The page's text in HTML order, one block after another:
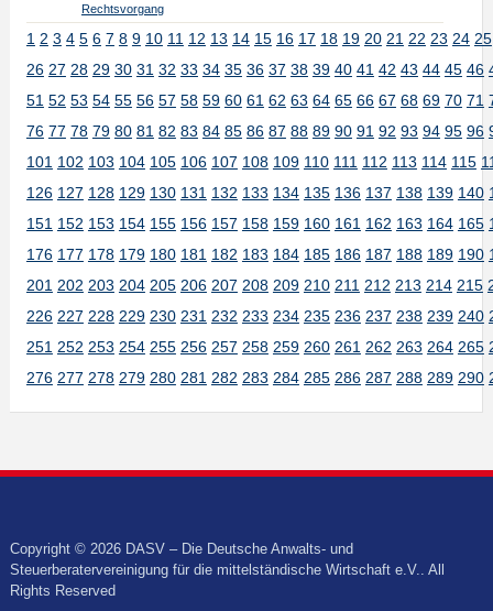
Rechtsvorgang
1 2 3 4 5 6 7 8 9 10 11 12 13 14 15 16 17 18 19 20 21 22 23 24 25
26 27 28 29 30 31 32 33 34 35 36 37 38 39 40 41 42 43 44 45 46
51 52 53 54 55 56 57 58 59 60 61 62 63 64 65 66 67 68 69 70 71
76 77 78 79 80 81 82 83 84 85 86 87 88 89 90 91 92 93 94 95 96
101 102 103 104 105 106 107 108 109 110 111 112 113 114 115
126 127 128 129 130 131 132 133 134 135 136 137 138 139 140
151 152 153 154 155 156 157 158 159 160 161 162 163 164 165
176 177 178 179 180 181 182 183 184 185 186 187 188 189 190
201 202 203 204 205 206 207 208 209 210 211 212 213 214 215
226 227 228 229 230 231 232 233 234 235 236 237 238 239 240
251 252 253 254 255 256 257 258 259 260 261 262 263 264 265
276 277 278 279 280 281 282 283 284 285 286 287 288 289 290
Copyright © 2026 DASV – Die Deutsche Anwalts- und
Steuerberatervereinigung für die mittelständische Wirtschaft e.V.. All
Rights Reserved